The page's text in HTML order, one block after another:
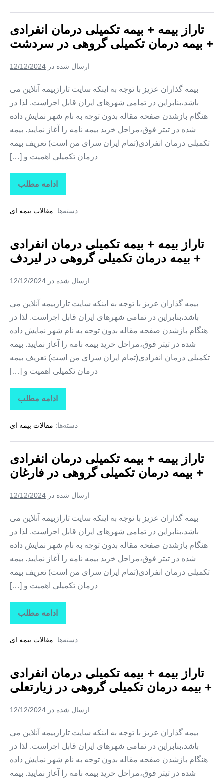
درمان
+
بیمه
درمان
تکمیلی
در
تاراز بیمه + بیمه تکمیلی درمان انفرادی
+ بیمه درمان تکمیلی گروهی در سردشت
ارسال شده در 12/12/2024
بیمه گذاران عزیز با توجه به اینکه سایت تارازبیمه آنلاین می
باشد،بنابراین در تمامی شهرهای ایران قابل اجراست. لذا در
هنگام بازشدن صفحه مقاله بدون توجه به نام شهر نمایش داده
شده در تیتر فوق،مراحل خرید بیمه نامه را آغاز نمایید. بیمه
تکمیلی درمان انفرادی(تمام ایران سرای من است) تعریف بیمه
درمان تکمیلی اهمیت و […]
ادامه مطلب
تاراز
بیمه
بیمه
درمان
+
بیمه
درمان
تکمیلی
در
دسته‌ها: مقالات بیمه ای
تاراز بیمه + بیمه تکمیلی درمان انفرادی
+ بیمه درمان تکمیلی گروهی در لیردف
ارسال شده در 12/12/2024
بیمه گذاران عزیز با توجه به اینکه سایت تارازبیمه آنلاین می
باشد،بنابراین در تمامی شهرهای ایران قابل اجراست. لذا در
هنگام بازشدن صفحه مقاله بدون توجه به نام شهر نمایش داده
شده در تیتر فوق،مراحل خرید بیمه نامه را آغاز نمایید. بیمه
تکمیلی درمان انفرادی(تمام ایران سرای من است) تعریف بیمه
درمان تکمیلی اهمیت و […]
ادامه مطلب
تاراز
بیمه
بیمه
درمان
+
بیمه
درمان
تکمیلی
در
دسته‌ها: مقالات بیمه ای
تاراز بیمه + بیمه تکمیلی درمان انفرادی
+ بیمه درمان تکمیلی گروهی در فارغان
ارسال شده در 12/12/2024
بیمه گذاران عزیز با توجه به اینکه سایت تارازبیمه آنلاین می
باشد،بنابراین در تمامی شهرهای ایران قابل اجراست. لذا در
هنگام بازشدن صفحه مقاله بدون توجه به نام شهر نمایش داده
شده در تیتر فوق،مراحل خرید بیمه نامه را آغاز نمایید. بیمه
تکمیلی درمان انفرادی(تمام ایران سرای من است) تعریف بیمه
درمان تکمیلی اهمیت و […]
ادامه مطلب
تاراز
بیمه
بیمه
درمان
+
بیمه
درمان
تکمیلی
در
دسته‌ها: مقالات بیمه ای
تاراز بیمه + بیمه تکمیلی درمان انفرادی
+ بیمه درمان تکمیلی گروهی در زیارتعلی
ارسال شده در 12/12/2024
بیمه گذاران عزیز با توجه به اینکه سایت تارازبیمه آنلاین می
باشد،بنابراین در تمامی شهرهای ایران قابل اجراست. لذا در
هنگام بازشدن صفحه مقاله بدون توجه به نام شهر نمایش داده
شده در تیتر فوق،مراحل خرید بیمه نامه را آغاز نمایید. بیمه